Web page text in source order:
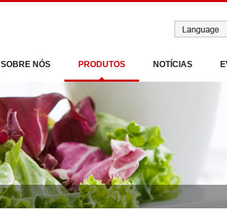
SOBRE NÓS PRODUTOS NOTÍCIAS